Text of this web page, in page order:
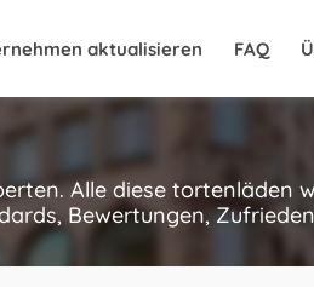
aktualisieren FAQ
Alle diese tortenläden
Bewertungen,